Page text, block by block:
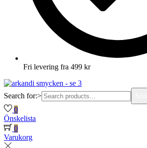
Fri levering fra 499 kr
Search for:>
0
Önskelista
0
Varukorg